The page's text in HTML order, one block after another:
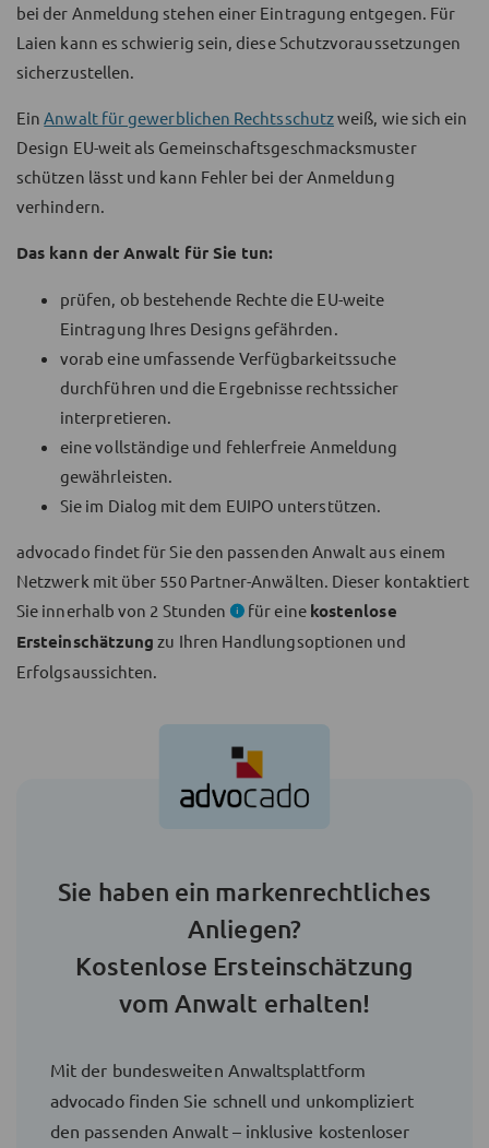
bei der Anmeldung stehen einer Eintragung entgegen. Für
Laien kann es schwierig sein, diese Schutzvoraussetzungen
sicherzustellen.
EinAnwalt für gewerblichen Rechtsschutzweiß, wie sich ein
Design EU-weit als Gemeinschaftsgeschmacksmuster
schützen lässt und kann Fehler bei der Anmeldung
verhindern.
Das kann der Anwalt für Sie tun:
prüfen, ob bestehende Rechte die EU-weite
Eintragung Ihres Designs gefährden.
vorab eine umfassende Verfügbarkeitssuche
durchführen und die Ergebnisse rechtssicher
interpretieren.
eine vollständige und fehlerfreie Anmeldung
gewährleisten.
Sie im Dialog mit dem EUIPO unterstützen.
advocado findet für Sie den passenden Anwalt aus einem
Netzwerk mit über 550 Partner-Anwälten. Dieser kontaktiert
Sie innerhalb von 2 Stunden für eine kostenlose
Ersteinschätzung zu Ihren Handlungsoptionen und
Erfolgsaussichten.
Sie haben ein markenrechtliches
Anliegen?
Kostenlose Ersteinschätzung
vom Anwalt erhalten!
Mit der bundesweiten Anwaltsplattform
advocado finden Sie schnell und unkompliziert
den passenden Anwalt – inklusive kostenloser